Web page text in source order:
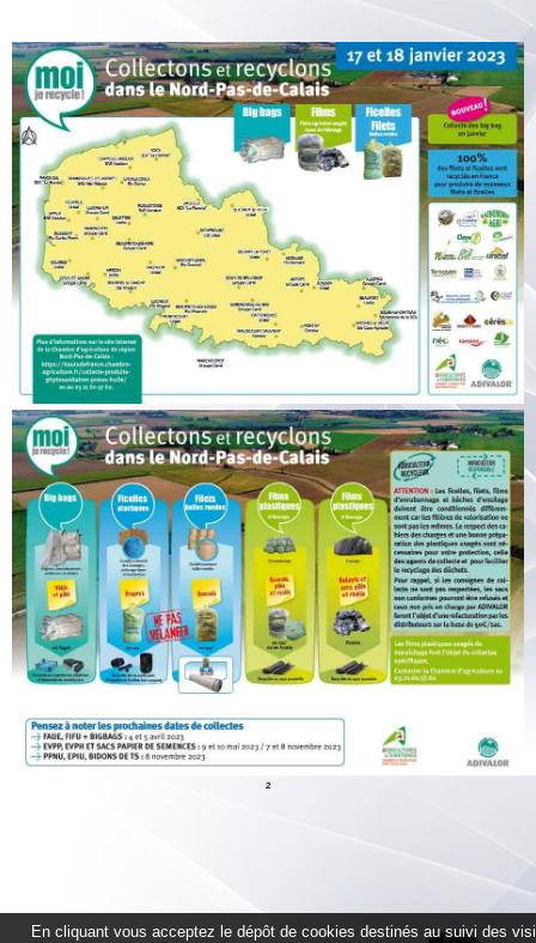
²
En cliquant vous acceptez le dépôt de cookies destinés au suivi des